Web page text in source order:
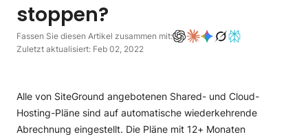
stoppen?
Fassen Sie diesen Artikel zusammen mit:
Zuletzt aktualisiert: Feb 02, 2022
Alle von SiteGround angebotenen Shared- und Cloud-
Hosting-Pläne sind auf automatische wiederkehrende
Abrechnung eingestellt. Die Pläne mit 12+ Monaten